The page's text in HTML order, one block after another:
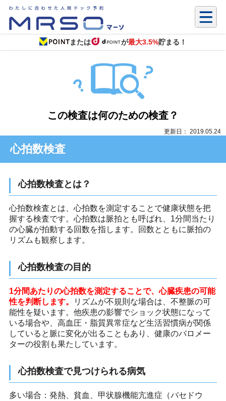
または が最大3.5%貯まる！
この検査は何のための検査？
更新日： 2019.05.24
心拍数検査
心拍数検査とは？
心拍数検査とは、心拍数を測定することで健康状態を把
握する検査です。心拍数は脈拍とも呼ばれ、1分間当たり
の心臓が拍動する回数を指します。回数とともに脈拍の
リズムも観察します。
心拍数検査の目的
1分間あたりの心拍数を測定することで、心臓疾患の可能
性を判断します。
リズムが不規則な場合は、不整脈の可
能性を疑います。他疾患の影響でショック状態になって
いる場合や、高血圧・脂質異常症など生活習慣病が関係
していると脈に変化が出ることもあり、健康のバロメー
ターの役割も果たしています。
心拍数検査で見つけられる病気
多い場合：発熱、貧血、甲状腺機能亢進症（バセドウ